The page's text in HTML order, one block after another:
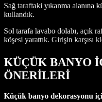
Sağ taraftaki yıkanma alanına
kullandık.
Sol tarafa lavabo dolabı, açık
köşesi yarattık. Girişin karşısı
KÜÇÜK BANYO
ÖNERİLERİ
Küçük banyo dekorasyonu